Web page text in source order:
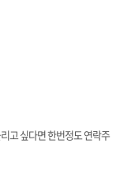
고 싶다면 한번정도 연락주